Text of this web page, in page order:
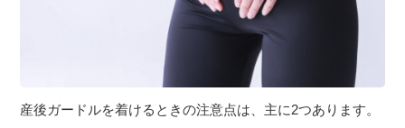
産後ガードルを着けるときの注意点は、主に2つあります。